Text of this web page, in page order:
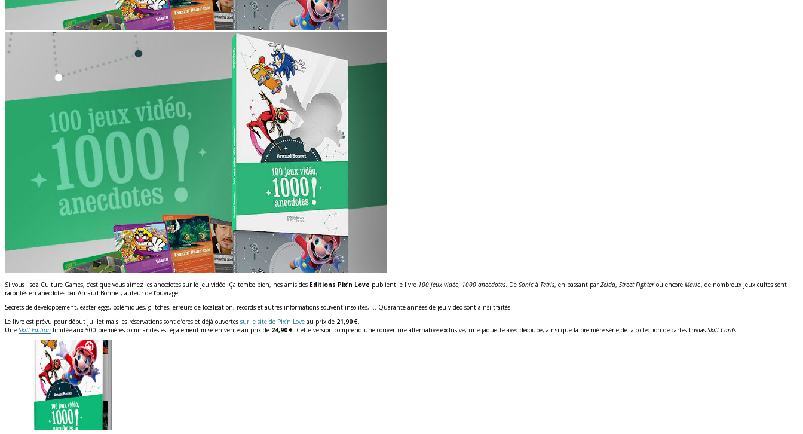
Si vous lisez Culture Games, c’est que vous aimez les anecdotes sur le jeu vidéo. Ça tombe bien, nos amis des Editions Pix’n Love publient le livre 100 jeux vidéo, 1000 anecdotes. De Sonic à Tetris, en passant parZelda, Street Fighterou encore Mario, de nombreux jeux cultes sont
racontés en anecdotes par Arnaud Bonnet, auteur de l’ouvrage.
Secrets de développement, easter eggs, polémiques, glitches, erreurs de localisation, records et autres informations souvent insolites, … Quarante années de jeu vidéo sont ainsi traités.
Le livre est prévu pour début juillet mais les réservations sont d’ores et déjà ouvertes sur le site de Pix’n Love au prix de 21,90 €.
Une Skill Edition limitée aux 500 premières commandes est également mise en vente au prix de 24,90 €. Cette version comprend une couverture alternative exclusive, une jaquette avec découpe, ainsi que la première série de la collection de cartes trivias Skill Cards.